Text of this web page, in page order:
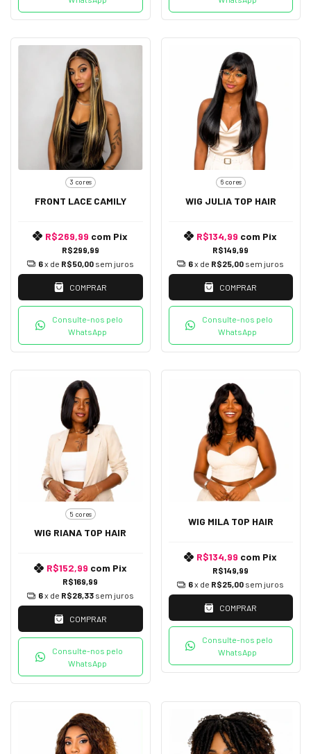
3 cores
FRONT LACE CAMILY
R$299,99
R$269,99 com Pix
6x de R$50,00 sem juros
COMPRAR
Consulte-nos pelo
WhatsApp
6 cores
WIG JULIA TOP HAIR
R$149,99
R$134,99 com Pix
6x de R$25,00 sem juros
COMPRAR
Consulte-nos pelo
WhatsApp
5 cores
WIG RIANA TOP HAIR
R$169,99
R$152,99 com Pix
6x de R$28,33 sem juros
COMPRAR
Consulte-nos pelo
WhatsApp
WIG MILA TOP HAIR
R$149,99
R$134,99 com Pix
6x de R$25,00 sem juros
COMPRAR
Consulte-nos pelo
WhatsApp